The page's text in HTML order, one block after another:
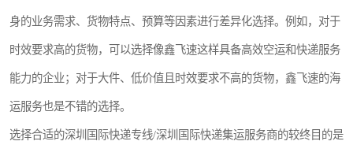
身的业务需求、货物特点、预算等因素进行差异化选择。例如，对于
时效要求高的货物，可以选择像鑫飞速这样具备高效空运和快递服务
能力的企业；对于大件、低价值且时效要求不高的货物，鑫飞速的海
运服务也是不错的选择。
选择合适的深圳国际快递专线/深圳国际快递集运服务商的较终目的是